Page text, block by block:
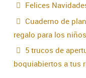
Felices
Cuaderno de
regalo para los niños
5 trucos de
boquiabiertos a tus